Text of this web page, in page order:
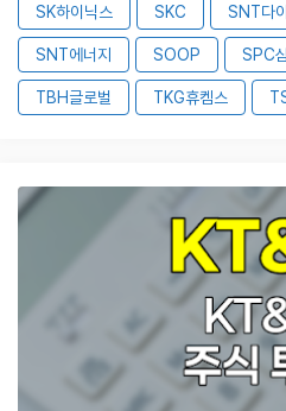
SK하이닉스 SKC SNT다
SNT에너지 SOOP SPC
TBH글로벌 TKG휴켐스